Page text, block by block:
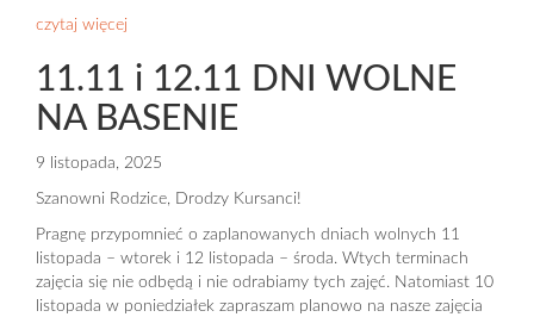
czytaj więcej
11.11 i 12.11 DNI WOLNE
NA BASENIE
9 listopada, 2025
Szanowni Rodzice, Drodzy Kursanci!
Pragnę przypomnieć o zaplanowanych dniach wolnych 11
listopada – wtorek i 12 listopada – środa. Wtych terminach
zajęcia się nie odbędą i nie odrabiamy tych zajęć. Natomiast 10
listopada w poniedziałek zapraszam planowo na nasze zajęcia